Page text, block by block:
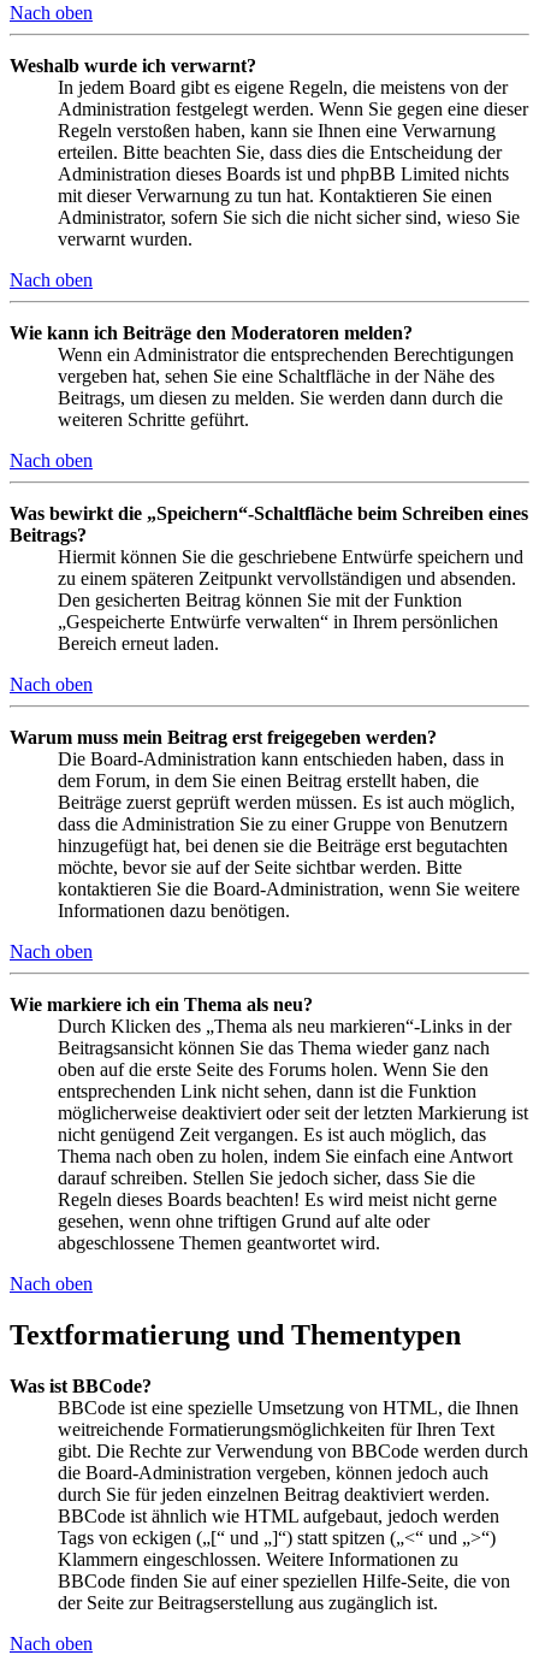
Nach oben
Weshalb wurde ich verwarnt?
In jedem Board gibt es eigene Regeln, die meistens von der
Administration festgelegt werden. Wenn Sie gegen eine dieser
Regeln verstoßen haben, kann sie Ihnen eine Verwarnung
erteilen. Bitte beachten Sie, dass dies die Entscheidung der
Administration dieses Boards ist und phpBB Limited nichts
mit dieser Verwarnung zu tun hat. Kontaktieren Sie einen
Administrator, sofern Sie sich die nicht sicher sind, wieso Sie
verwarnt wurden.
Nach oben
Wie kann ich Beiträge den Moderatoren melden?
Wenn ein Administrator die entsprechenden Berechtigungen
vergeben hat, sehen Sie eine Schaltfläche in der Nähe des
Beitrags, um diesen zu melden. Sie werden dann durch die
weiteren Schritte geführt.
Nach oben
Was bewirkt die „Speichern“-Schaltfläche beim Schreiben eines
Beitrags?
Hiermit können Sie die geschriebene Entwürfe speichern und
zu einem späteren Zeitpunkt vervollständigen und absenden.
Den gesicherten Beitrag können Sie mit der Funktion
„Gespeicherte Entwürfe verwalten“ in Ihrem persönlichen
Bereich erneut laden.
Nach oben
Warum muss mein Beitrag erst freigegeben werden?
Die Board-Administration kann entschieden haben, dass in
dem Forum, in dem Sie einen Beitrag erstellt haben, die
Beiträge zuerst geprüft werden müssen. Es ist auch möglich,
dass die Administration Sie zu einer Gruppe von Benutzern
hinzugefügt hat, bei denen sie die Beiträge erst begutachten
möchte, bevor sie auf der Seite sichtbar werden. Bitte
kontaktieren Sie die Board-Administration, wenn Sie weitere
Informationen dazu benötigen.
Nach oben
Wie markiere ich ein Thema als neu?
Durch Klicken des „Thema als neu markieren“-Links in der
Beitragsansicht können Sie das Thema wieder ganz nach
oben auf die erste Seite des Forums holen. Wenn Sie den
entsprechenden Link nicht sehen, dann ist die Funktion
möglicherweise deaktiviert oder seit der letzten Markierung ist
nicht genügend Zeit vergangen. Es ist auch möglich, das
Thema nach oben zu holen, indem Sie einfach eine Antwort
darauf schreiben. Stellen Sie jedoch sicher, dass Sie die
Regeln dieses Boards beachten! Es wird meist nicht gerne
gesehen, wenn ohne triftigen Grund auf alte oder
abgeschlossene Themen geantwortet wird.
Nach oben
Textformatierung und Thementypen
Was ist BBCode?
BBCode ist eine spezielle Umsetzung von HTML, die Ihnen
weitreichende Formatierungsmöglichkeiten für Ihren Text
gibt. Die Rechte zur Verwendung von BBCode werden durch
die Board-Administration vergeben, können jedoch auch
durch Sie für jeden einzelnen Beitrag deaktiviert werden.
BBCode ist ähnlich wie HTML aufgebaut, jedoch werden
Tags von eckigen („[“ und „]“) statt spitzen („<“ und „>“)
Klammern eingeschlossen. Weitere Informationen zu
BBCode finden Sie auf einer speziellen Hilfe-Seite, die von
der Seite zur Beitragserstellung aus zugänglich ist.
Nach oben